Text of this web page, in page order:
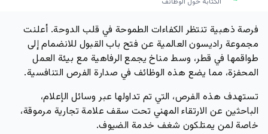
فرصة ذهبية تنتظر الكفاءات الطموحة في قلب الدوحة. أعلنت
مجموعة راديسون العالمية عن فتح باب القبول للانضمام إلى
طواقمها في قطر، وسط مناخ يجمع الرفاهية مع بيئة العمل
المحفزة، مما يضع هذه الوظائف في صدارة الفرص التنافسية.
تستهدف هذه الفرص، التي تم تداولها عبر وسائل الإعلام،
الباحثين عن الارتقاء المهني تحت سقف علامة تجارية مرموقة،
خاصة لمن يمتلكون شغف خدمة الضيوف.